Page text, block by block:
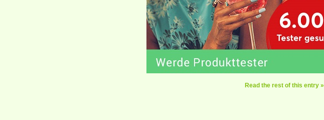
Read the rest of this entry »